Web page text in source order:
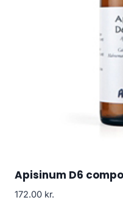
Apisinum D6
172.00 kr.